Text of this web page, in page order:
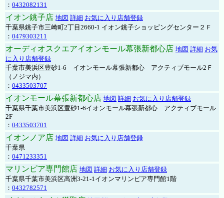
： 0432082131
イオン銚子店 地図 詳細 お気に入り店舗登録
千葉県銚子市三崎町2丁目2660-1 イオン銚子ショッピングセンター２Ｆ
： 0479303211
オーディオスクエアイオンモール幕張新都心店 地図 詳細 お気
に入り店舗登録
千葉市美浜区豊砂1-6 イオンモール幕張新都心 アクティブモール2Ｆ
（ノジマ内）
： 0433503707
イオンモール幕張新都心店 地図 詳細 お気に入り店舗登録
千葉県千葉市美浜区豊砂1-6イオンモール幕張新都心 アクティブモール
2F
： 0433503701
イオンノア店 地図 詳細 お気に入り店舗登録
千葉県
： 0471233351
マリンピア専門館店 地図 詳細 お気に入り店舗登録
千葉県千葉市美浜区高洲3-21-1イオンマリンピア専門館1階
： 0432782571